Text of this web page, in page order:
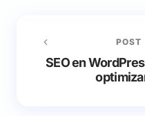
POST
SEO en